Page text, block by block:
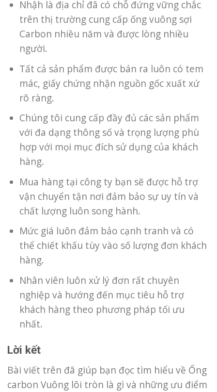
Nhậh là địa chỉ đã có chỗ đứng vững chắc
trên thị trường cung cấp ống vuông sợi
Carbon nhiều năm và được lòng nhiều
người.
Tất cả sản phẩm được bán ra luôn có tem
mác, giấy chứng nhận nguồn gốc xuất xứ
rõ ràng.
Chúng tôi cung cấp đầy đủ các sản phẩm
với đa dạng thông số và trọng lượng phù
hợp với mọi mục đích sử dụng của khách
hàng.
Mua hàng tại công ty bạn sẽ được hỗ trợ
vận chuyển tận nơi đảm bảo sự uy tín và
chất lượng luôn song hành.
Mức giá luôn đảm bảo cạnh tranh và có
thể chiết khấu tùy vào số lượng đơn khách
hàng.
Nhân viên luôn xử lý đơn rất chuyên
nghiệp và hướng đến mục tiêu hỗ trợ
khách hàng theo phương pháp tối ưu
nhất.
Lời kết
Bài viết trên đã giúp bạn đọc tìm hiểu về Ống
carbon Vuông lõi tròn là gì và những ưu điểm